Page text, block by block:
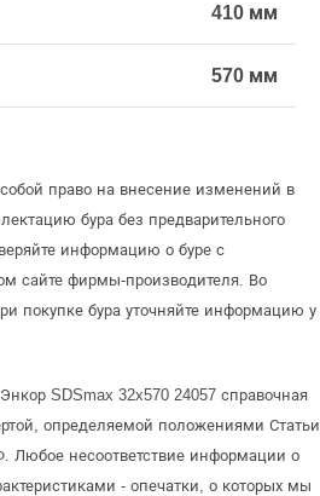
410 мм
570 мм
право на внесение изменений в
бура без предварительного
информацию о буре с
сайте фирмы-производителя. Во
покупке бура уточняйте информацию у
SDSmax 32x570 24057 справочная
определяемой положениями Статьи
Любое несоответствие информации о
- опечатки, о которых мы